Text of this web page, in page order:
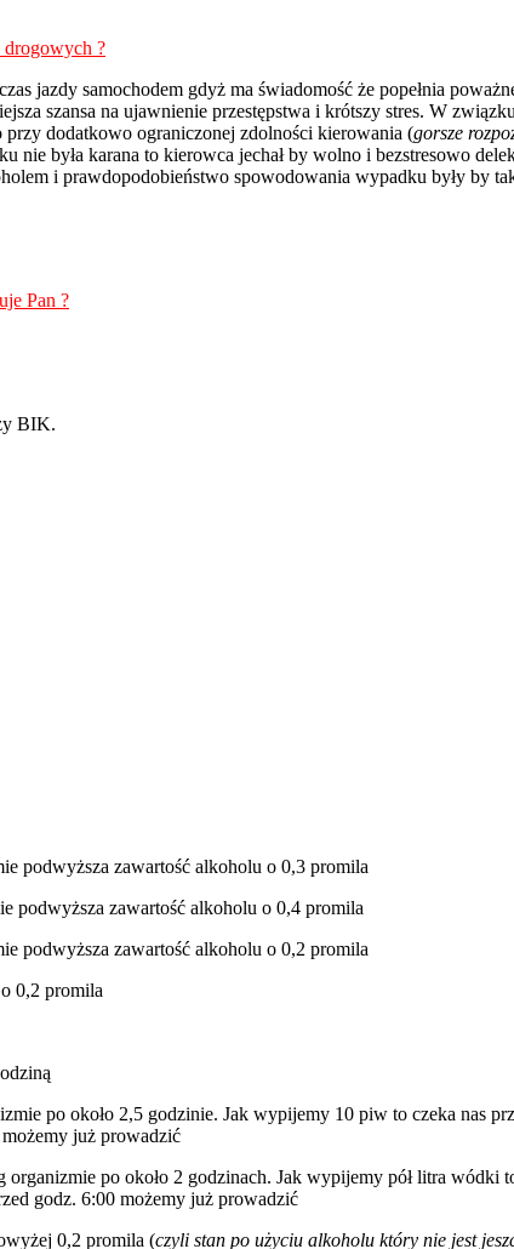
?
jazdy samochodem gdyż ma świadomość że popełnia
szansa na ujawnienie przestępstwa i krótszy stres. W
dodatkowo ograniczonej zdolności kierowania (gorsze
nie była karana to kierowca jechał by wolno i bezstresowo
i prawdopodobieństwo spowodowania wypadku były by t
Pan ?
BIK.
podwyższa zawartość alkoholu o 0,3 promila
podwyższa zawartość alkoholu o 0,4 promila
podwyższa zawartość alkoholu o 0,2 promila
0,2 promila
po około 2,5 godzinie. Jak wypijemy 10 piw to czeka nas
już prowadzić
organizmie po około 2 godzinach. Jak wypijemy pół litra wódki
godz. 6:00 możemy już prowadzić
0,2 promila (czyli stan po użyciu alkoholu który nie jest